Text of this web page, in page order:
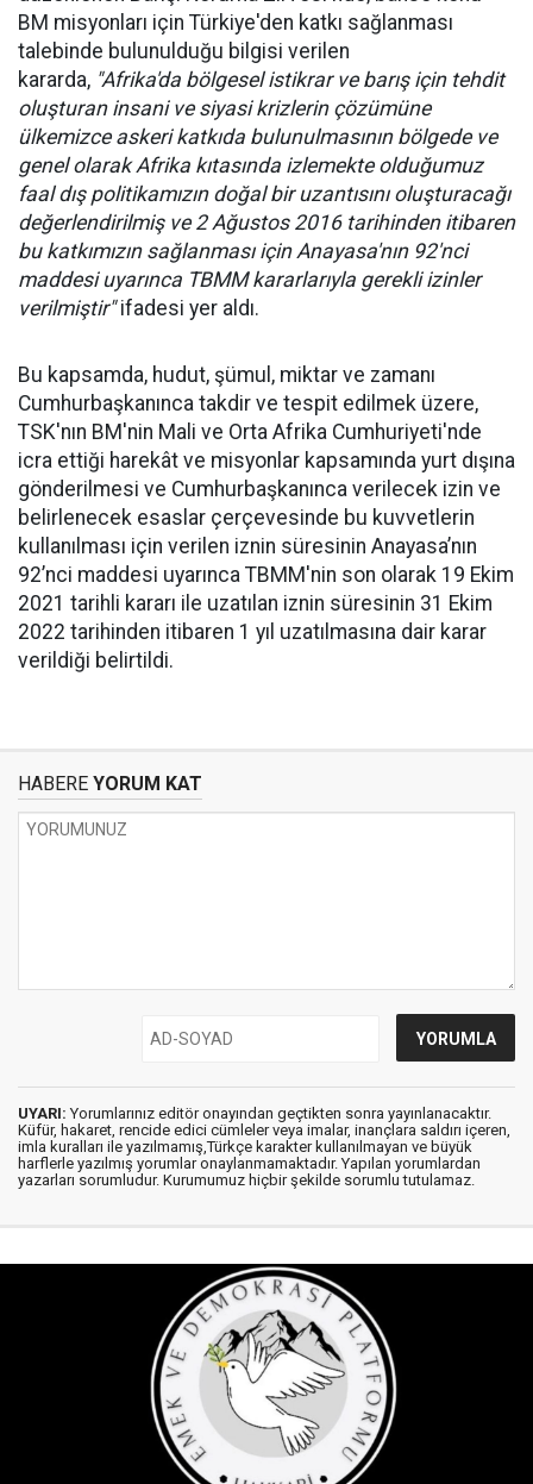
BM misyonları için Türkiye'den katkı sağlanması
talebinde bulunulduğu bilgisi verilen
kararda, "Afrika'da bölgesel istikrar ve barış için tehdit
oluşturan insani ve siyasi krizlerin çözümüne
ülkemizce askeri katkıda bulunulmasının bölgede ve
genel olarak Afrika kıtasında izlemekte olduğumuz
faal dış politikamızın doğal bir uzantısını oluşturacağı
değerlendirilmiş ve 2 Ağustos 2016 tarihinden itibaren
bu katkımızın sağlanması için Anayasa'nın 92'nci
maddesi uyarınca TBMM kararlarıyla gerekli izinler
verilmiştir"ifadesi yer aldı.
Bu kapsamda, hudut, şümul, miktar ve zamanı
Cumhurbaşkanınca takdir ve tespit edilmek üzere,
TSK'nın BM'nin Mali ve Orta Afrika Cumhuriyeti'nde
icra ettiği harekât ve misyonlar kapsamında yurt dışına
gönderilmesi ve Cumhurbaşkanınca verilecek izin ve
belirlenecek esaslar çerçevesinde bu kuvvetlerin
kullanılması için verilen iznin süresinin Anayasa’nın
92’nci maddesi uyarınca TBMM'nin son olarak 19 Ekim
2021 tarihli kararı ile uzatılan iznin süresinin 31 Ekim
2022 tarihinden itibaren 1 yıl uzatılmasına dair karar
verildiği belirtildi.
HABERE YORUM KAT
UYARI: Yorumlarınız editör onayından geçtikten sonra yayınlanacaktır.
Küfür, hakaret, rencide edici cümleler veya imalar, inançlara saldırı içeren,
imla kuralları ile yazılmamış,Türkçe karakter kullanılmayan ve büyük
harflerle yazılmış yorumlar onaylanmamaktadır. Yapılan yorumlardan
yazarları sorumludur. Kurumumuz hiçbir şekilde sorumlu tutulamaz.